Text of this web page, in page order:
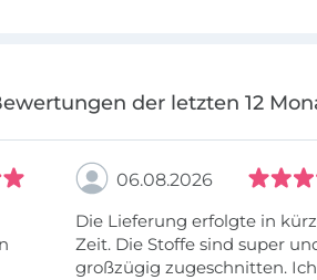
der letzten 12
06.08.2026
Die Lieferung erfolgte in
Zeit. Die Stoffe sind super und
großzügig zugeschnitten.